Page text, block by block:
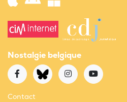
Nostalgie belgique
Contact